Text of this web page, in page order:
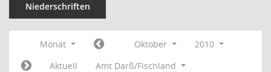
Niederschriften
Monat Oktober
2010
Aktuell
Amt Darß/Fischland